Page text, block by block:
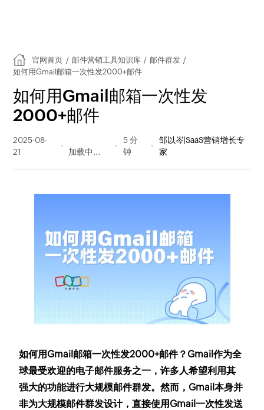
官网首页 / 邮件营销工具知识库 / 邮件群发 /
如何用Gmail邮箱一次性发2000+邮件
如何用Gmail邮箱一次性发
2000+邮件
2025-08-
21
量
5 分
钟
邹以岑|SaaS营销增长专
家
如何用Gmail邮箱一次性发2000+邮件？Gmail作为全
球最受欢迎的电子邮件服务之一，许多人希望利用其
强大的功能进行大规模邮件群发。然而，Gmail本身并
非为大规模邮件群发设计，直接使用Gmail一次性发送